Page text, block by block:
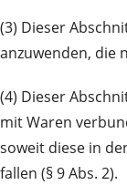
(3) Dieser
anzuwenden, die
(4) Dieser
mit Waren
soweit diese in
fallen (§ 9 Abs. 2).